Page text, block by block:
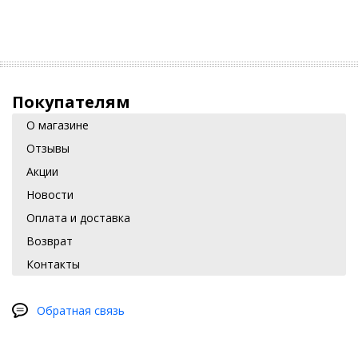
Покупателям
О магазине
Отзывы
Акции
Новости
Оплата и доставка
Возврат
Контакты
Обратная связь